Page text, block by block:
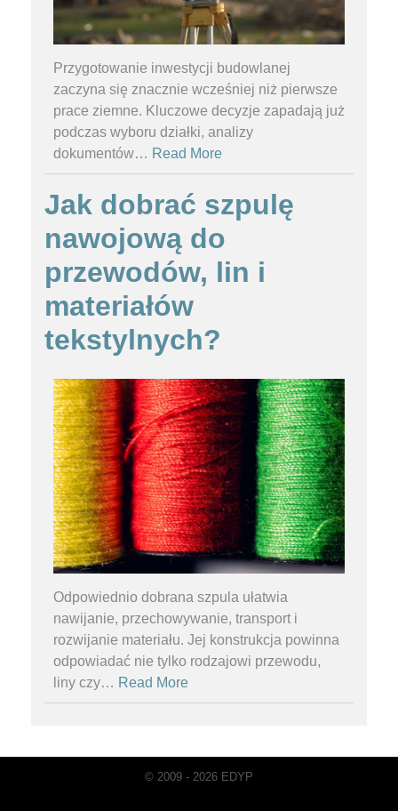
Przygotowanie inwestycji budowlanej
zaczyna się znacznie wcześniej niż pierwsze
prace ziemne. Kluczowe decyzje zapadają już
podczas wyboru działki, analizy
dokumentów… Read More
Jak dobrać szpulę
nawojową do
przewodów, lin i
materiałów
tekstylnych?
Odpowiednio dobrana szpula ułatwia
nawijanie, przechowywanie, transport i
rozwijanie materiału. Jej konstrukcja powinna
odpowiadać nie tylko rodzajowi przewodu,
liny czy… Read More
© 2009 - 2026 EDYP